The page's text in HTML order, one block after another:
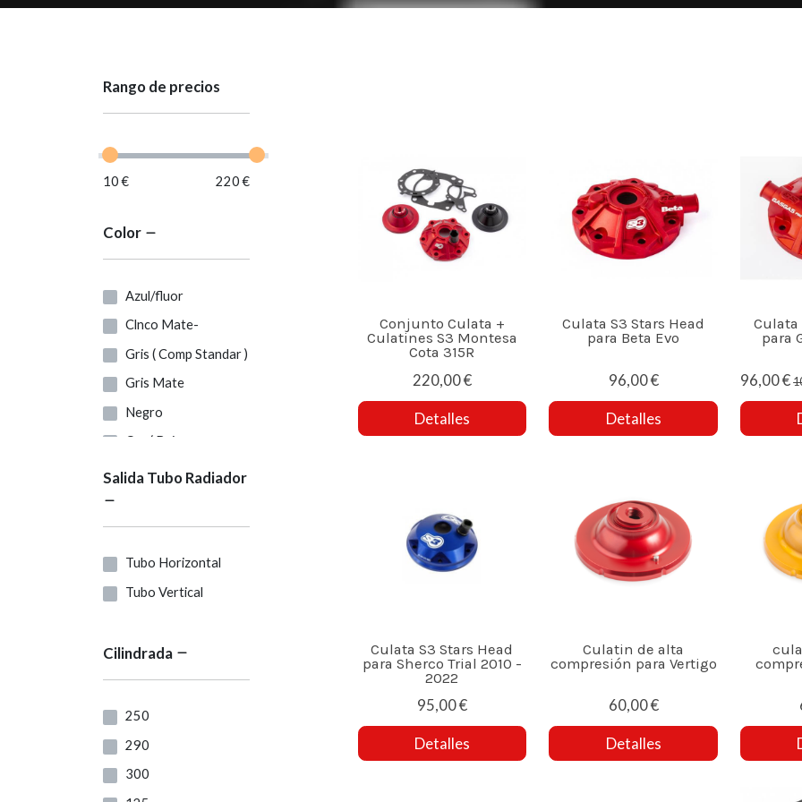
Rango de precios
10 € 220 €
Color
Azul/fluor
Clnco Mate-
Gris ( Comp Standar )
Gris Mate
Negro
Oro( Baja
Rojo
naranja
Gris
Negro/Amarillo
Negro/Azul
Salida Tubo Radiador
Tubo Horizontal
Tubo Vertical
Cilindrada
250
290
300
Conjunto Culata +
Culatines S3 Montesa
Cota 315R
220,00 €
Detalles
Culata S3 Stars Head
para Beta Evo
96,00 €
Detalles
Culata
para
96,00 €
Culata S3 Stars Head
para Sherco Trial 2010 -
2022
95,00 €
Detalles
Culatin de alta
compresión para Vertigo
60,00 €
Detalles